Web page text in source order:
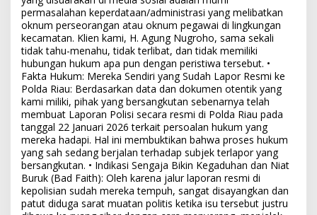
permasalahan keperdataan/administrasi yang melibatkan
oknum perseorangan atau oknum pegawai di lingkungan
kecamatan. Klien kami, H. Agung Nugroho, sama sekali
tidak tahu-menahu, tidak terlibat, dan tidak memiliki
hubungan hukum apa pun dengan peristiwa tersebut. •
Fakta Hukum: Mereka Sendiri yang Sudah Lapor Resmi ke
Polda Riau: Berdasarkan data dan dokumen otentik yang
kami miliki, pihak yang bersangkutan sebenarnya telah
membuat Laporan Polisi secara resmi di Polda Riau pada
tanggal 22 Januari 2026 terkait persoalan hukum yang
mereka hadapi. Hal ini membuktikan bahwa proses hukum
yang sah sedang berjalan terhadap subjek terlapor yang
bersangkutan. • Indikasi Sengaja Bikin Kegaduhan dan Niat
Buruk (Bad Faith): Oleh karena jalur laporan resmi di
kepolisian sudah mereka tempuh, sangat disayangkan dan
patut diduga sarat muatan politis ketika isu tersebut justru